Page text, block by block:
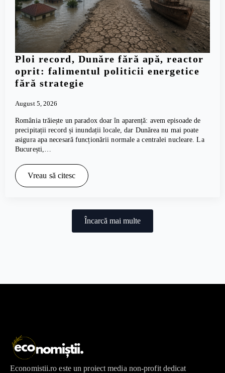
Ploi record, Dunăre fără apă, reactor
oprit: falimentul politicii energetice
fără strategie
August 5, 2026
România trăiește un paradox doar în aparență: avem episoade de
precipitații record și inundații locale, dar Dunărea nu mai poate
asigura apa necesară funcționării normale a centralei nucleare. La
București,…
Vreau să citesc
Încarcă mai multe
Economistii.ro este un proiect media non-profit dedicat